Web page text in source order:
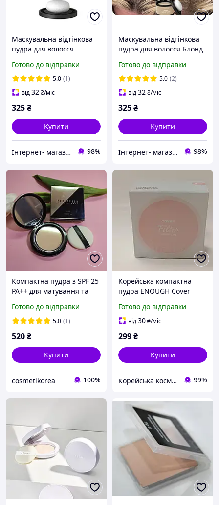
Маскувальна відтінкова
пудра для волосся
Готово до відправки
5.0 (1)
від32₴/міс
325₴
Купити
Інтернет- магазин "Beauty" 98%
Маскувальна відтінкова
пудра для волосся Блонд
Готово до відправки
5.0 (2)
від32₴/міс
325₴
Купити
Інтернет- магазин "Beauty" 98%
Компактна пудра з SPF 25
PA++ для матування та
Touch Powder Pact №23
Natural Beige, 10 г
Готово до відправки
5.0 (1)
520₴
Купити
cosmetikorea 100%
Корейська компактна
пудра ENOUGH Cover
PA++ №21
Готово до відправки
від30₴/міс
299₴
Купити
Корейська косметика "СМАРТ КОСМЕТІКС" 99%